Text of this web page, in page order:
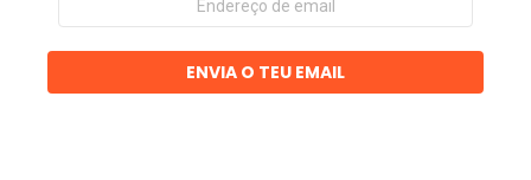
email
ENVIA O TEU EMAIL